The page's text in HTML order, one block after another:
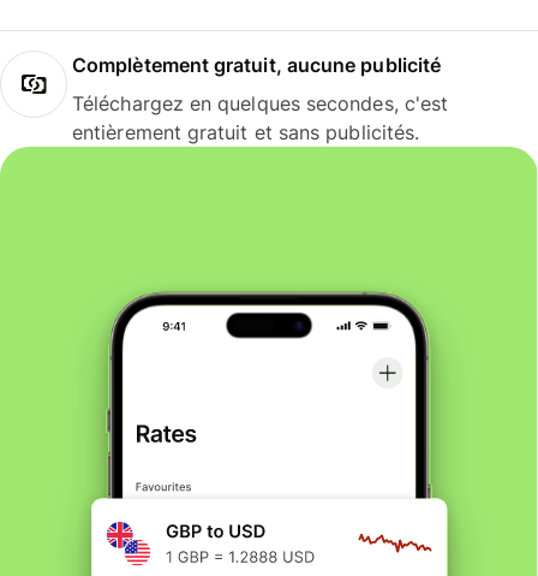
Complètement gratuit, aucune publicité
Téléchargez en quelques secondes, c'est
entièrement gratuit et sans publicités.